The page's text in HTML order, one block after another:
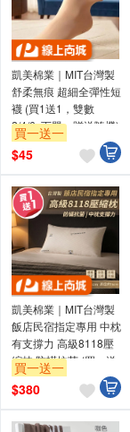
凱美棉業｜MIT台灣製
舒柔無痕 超細全彈性短
襪 (買1送1，雙數
2/4/6..下單，贈送隨機)
買一送一
贈OPENPOINT
$45
凱美棉業｜MIT台灣製
飯店民宿指定專用 中枕
有支撐力 高級8118壓
縮枕 防蟎抗菌 (買一送
一，雙數2/4/6..下單)
買一送一
贈OPENPOINT
$380